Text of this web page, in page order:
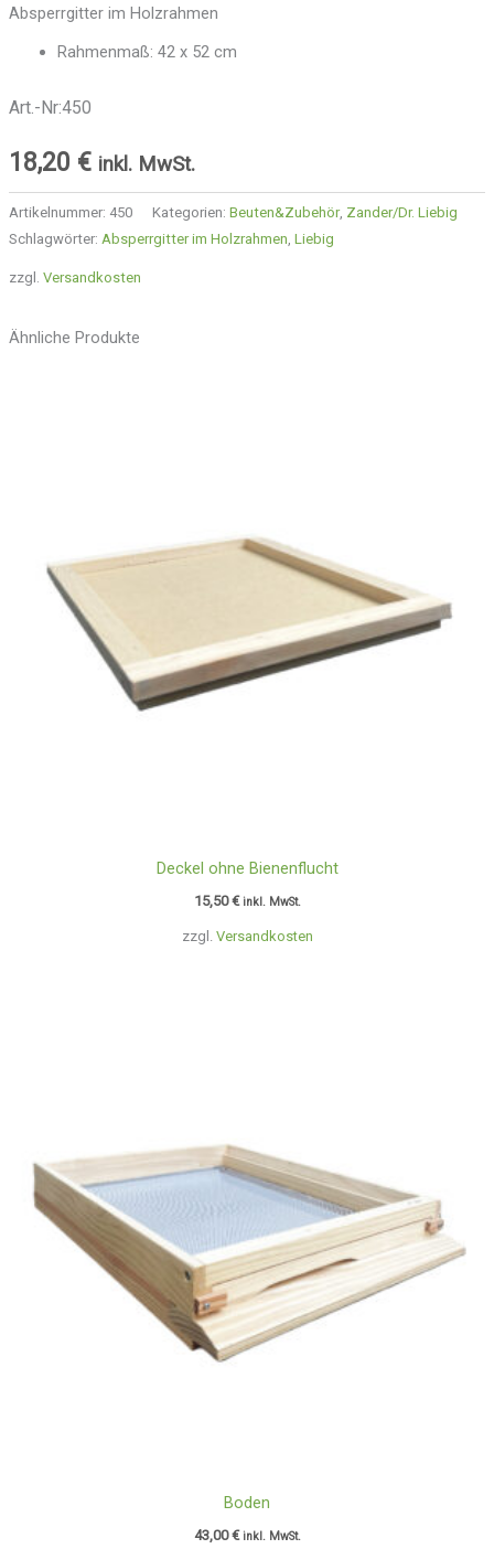
Absperrgitter im Holzrahmen
Rahmenmaß: 42 x 52 cm
Art.-Nr:450
18,20 € inkl. MwSt.
Artikelnummer: 450 Kategorien: Beuten&Zubehör, Zander/Dr. Liebig
Schlagwörter: Absperrgitter im Holzrahmen, Liebig
zzgl. Versandkosten
Ähnliche Produkte
zzgl. Versandkosten
Deckel ohne Bienenflucht
15,50€ inkl. MwSt.
Boden
43,00€ inkl. MwSt.